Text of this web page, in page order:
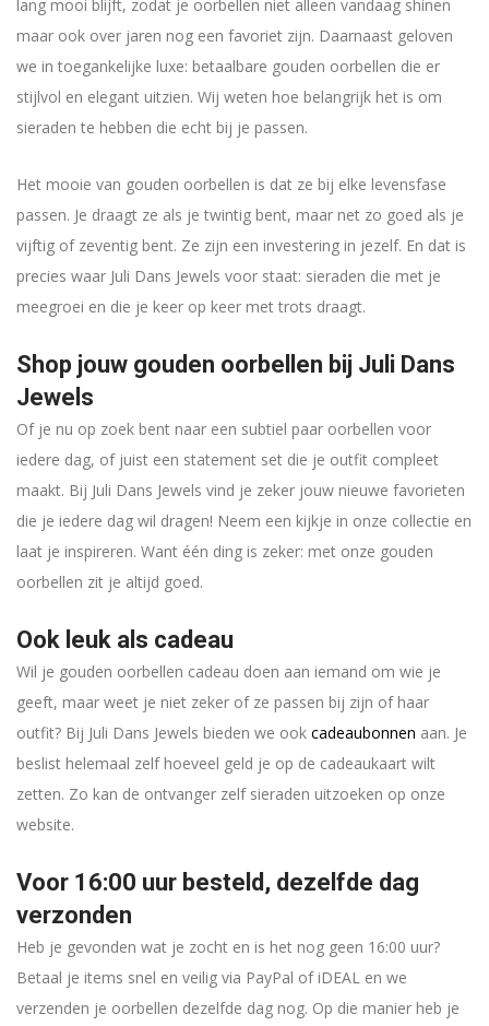
lang mooi blijft, zodat je oorbellen niet alleen vandaag shinen
maar ook over jaren nog een favoriet zijn. Daarnaast geloven
we in toegankelijke luxe: betaalbare gouden oorbellen die er
stijlvol en elegant uitzien. Wij weten hoe belangrijk het is om
sieraden te hebben die echt bij je passen.
Het mooie van gouden oorbellen is dat ze bij elke levensfase
passen. Je draagt ze als je twintig bent, maar net zo goed als je
vijftig of zeventig bent. Ze zijn een investering in jezelf. En dat is
precies waar Juli Dans Jewels voor staat: sieraden die met je
meegroei en die je keer op keer met trots draagt.
Shop jouw gouden oorbellen bij Juli Dans
Jewels
Of je nu op zoek bent naar een subtiel paar oorbellen voor
iedere dag, of juist een statement set die je outfit compleet
maakt. Bij Juli Dans Jewels vind je zeker jouw nieuwe favorieten
die je iedere dag wil dragen! Neem een kijkje in onze collectie en
laat je inspireren. Want één ding is zeker: met onze gouden
oorbellen zit je altijd goed.
Ook leuk als cadeau
Wil je gouden oorbellen cadeau doen aan iemand om wie je
geeft, maar weet je niet zeker of ze passen bij zijn of haar
outfit? Bij Juli Dans Jewels bieden we ook cadeaubonnen aan. Je
beslist helemaal zelf hoeveel geld je op de cadeaukaart wilt
zetten. Zo kan de ontvanger zelf sieraden uitzoeken op onze
website.
Voor 16:00 uur besteld, dezelfde dag
verzonden
Heb je gevonden wat je zocht en is het nog geen 16:00 uur?
Betaal je items snel en veilig via PayPal of iDEAL en we
verzenden je oorbellen dezelfde dag nog. Op die manier heb je